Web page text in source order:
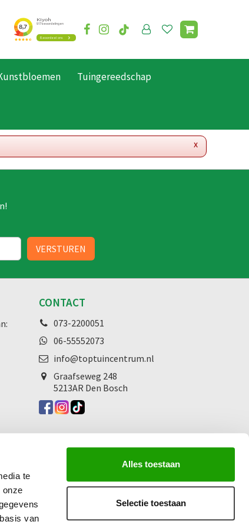
te
onze
van
Alles toestaan
Selectie toestaan
Tuingereedschap
x
CONTACT
073-2200051
06-55552073
info@toptuincentrum.nl
Graafseweg 248
5213AR Den Bosch